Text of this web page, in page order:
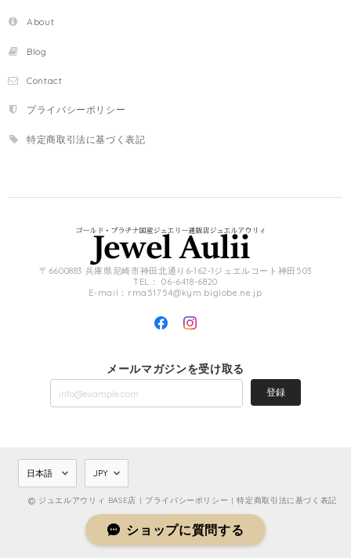
About
Blog
Contact
プライバシーポリシー
特定商取引法に基づく表記
〒6600883 兵庫県尼崎市神田北通り6-162-1ジュエルコート神田503
TEL： 06-6418-6820
E-mail： rma51754@kym.biglobe.ne.jp
メールマガジンを受け取る
登録
ジュエルアウリィ BASE店 | プライバシーポリシー |特定商取引法に基づく表記
ショップに質問する